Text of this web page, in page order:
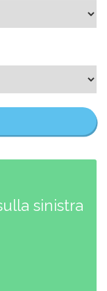
sinistra